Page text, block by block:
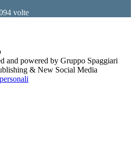
volte
and powered by Gruppo Spaggiari
& New Social Media